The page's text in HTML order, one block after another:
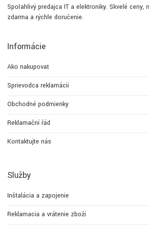
Spoľahlivý predajca IT a elektroniky. Skvelé ceny,
zdarma a rýchle doručenie.
Informácie
Ako nakupovať
Sprievodca reklamácií
Obchodné podmienky
Reklamační řád
Kontaktujte nás
Služby
Inštalácia a zapojenie
Reklamacia a vrátenie zboží